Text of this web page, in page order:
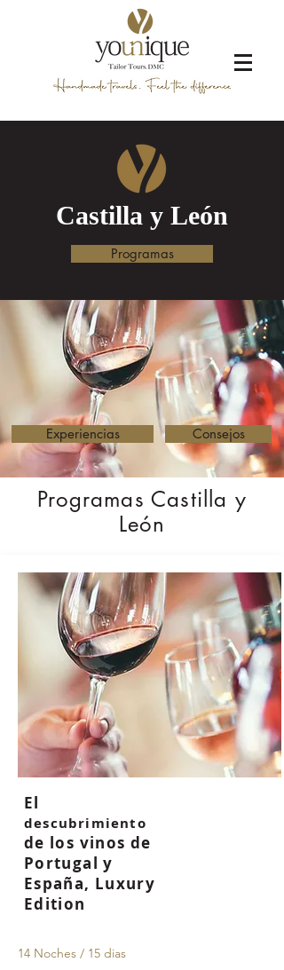
Castilla y León
Programas
Experiencias Consejos
Programas Castilla y
León
El
descubrimiento
de los vinos de
Portugal y
España, Luxury
Edition
14 Noches / 15 dias